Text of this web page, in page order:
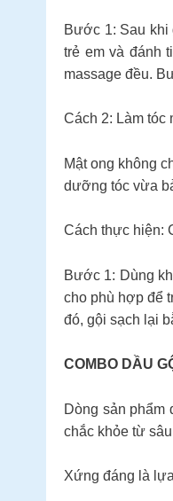
Bước 1: Sau khi
trẻ em và đánh
massage đều.
Cách 2: Làm tóc
Mật ong không
dưỡng tóc vừa
Cách thực hiện:
Bước 1: Dùng
cho phù hợp để
đó, gội sạch lại
COMBO DẦU
Dòng sản
chắc khỏe từ
Xứng đáng là